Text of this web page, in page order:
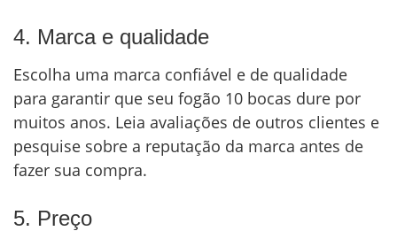
4. Marca e qualidade
Escolha uma marca confiável e de qualidade
para garantir que seu fogão 10 bocas dure por
muitos anos. Leia avaliações de outros clientes e
pesquise sobre a reputação da marca antes de
fazer sua compra.
5. Preço